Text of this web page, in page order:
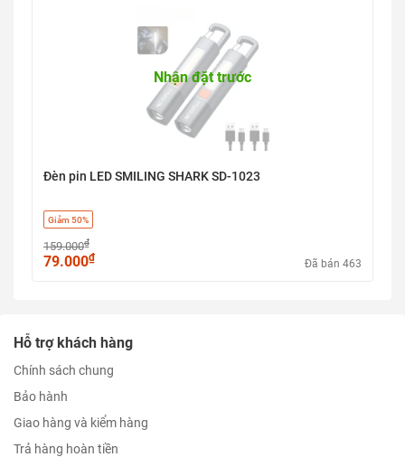
Nhận đặt trước
Đèn pin LED SMILING SHARK SD-1023
Giảm 50%
159.000₫
79.000₫ Đã bán 463
Hỗ trợ khách hàng
Chính sách chung
Bảo hành
Giao hàng và kiểm hàng
Trả hàng hoàn tiền